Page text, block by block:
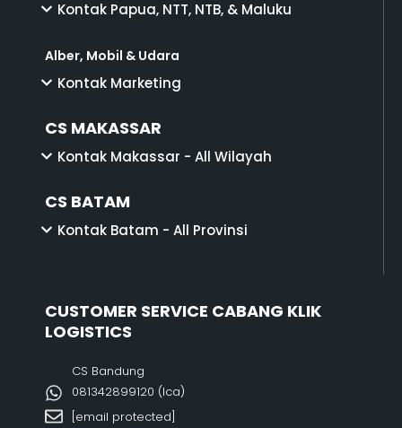
Kontak Papua, NTT, NTB, & Maluku
Alber, Mobil & Udara
Kontak Marketing
CS MAKASSAR
Kontak Makassar - All Wilayah
CS BATAM
Kontak Batam - All Provinsi
CUSTOMER SERVICE CABANG KLIK
LOGISTICS
CS Bandung
081342899120‬ (Ica)
[email protected]